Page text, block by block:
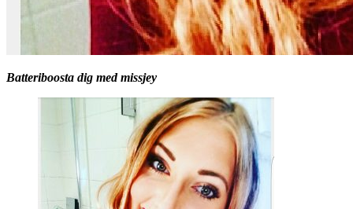
Batteriboosta dig med missjey